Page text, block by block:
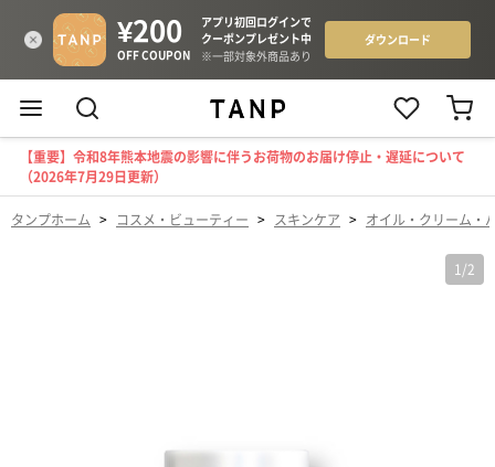
【重要】令和8年熊本地震の影響に伴うお荷物のお届け停止・遅延について
（2026年7月29日更新）
タンプホーム > コスメ・ビューティー > スキンケア > オイル・クリーム・
1 /2